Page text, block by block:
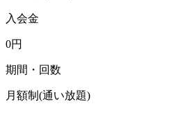
入会金
0円
期間・回数
月額制(通い放題)